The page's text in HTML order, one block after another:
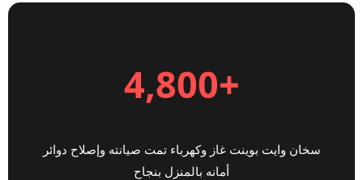
+4,800
سخان وايت بوينت غاز وكهرباء تمت صيانته وإصلاح دوائر
أمانه بالمنزل بنجاح